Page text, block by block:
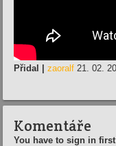
Přidal | zaoralf 21. 02.
Komentáře
You have to sign in